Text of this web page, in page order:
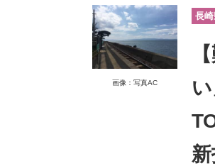
ビジネスと働き方のヒ
モノづくり技術者専門サ
画像：写真AC
長
新